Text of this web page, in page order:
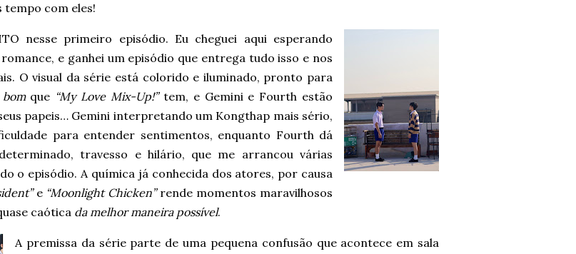
tempo com eles!
nesse primeiro episódio. Eu cheguei aqui esperando
e ganhei um episódio que entrega tudo isso e nos
O visual da série está colorido e iluminado, pronto para
que “My Love Mix-Up!”tem, e Gemini e Fourth estão
papeis… Gemini interpretando um Kongthap mais sério,
para entender sentimentos, enquanto Fourth dá
travesso e hilário, que me arrancou várias
o episódio. A química já conhecida dos atores, por causa
e “Moonlight Chicken”rende momentos maravilhosos
caótica da melhor maneira possível.
A premissa da série parte de uma pequena confusão que acontece em sala